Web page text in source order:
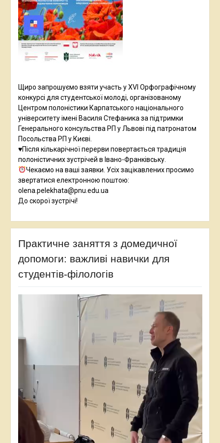
Щиро запрошуємо взяти участь у XVI Орфографічному
конкурсі для студентської молоді, організованому
Центром полоністики Карпатського національного
університету імені Василя Стефаника за підтримки
Генерального консульства РП у Львові під патронатом
Посольства РП у Києві.
♥️Після кількарічної перерви повертається традиція
полоністичних зустрічей в Івано-Франківську.
Чекаємо на ваші заявки. Усіх зацікавлених просимо
звертатися електронною поштою:
olena.pelekhata@pnu.edu.ua
До скорої зустрічі!
Практичне заняття з домедичної
допомоги: важливі навички для
студентів-філологів